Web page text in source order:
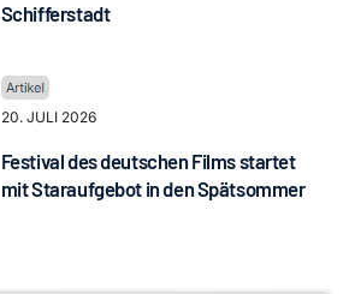
Schifferstadt
20. JULI 2026
Festival des deutschen Films startet
mit Staraufgebot in den Spätsommer